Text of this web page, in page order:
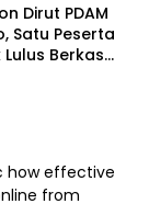
Dirut PDAM
Satu Peserta
Berkas
how effective
from